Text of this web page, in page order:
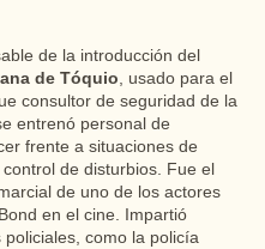
de la introducción del
de Tóquio, usado para el
consultor de seguridad de la
entrenó personal de
frente a situaciones de
de disturbios. Fue el
de uno de los actores
en el cine. Impartió
como la policía